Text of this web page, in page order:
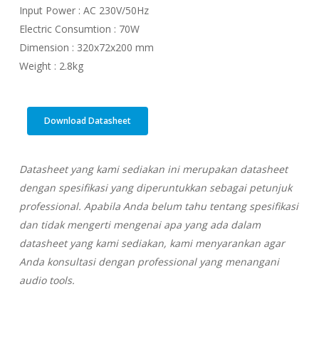
Input Power : AC 230V/50Hz
Electric Consumtion : 70W
Dimension : 320x72x200 mm
Weight : 2.8kg
Download Datasheet
Datasheet yang kami sediakan ini merupakan datasheet
dengan spesifikasi yang diperuntukkan sebagai petunjuk
professional. Apabila Anda belum tahu tentang spesifikasi
dan tidak mengerti mengenai apa yang ada dalam
datasheet yang kami sediakan, kami menyarankan agar
Anda konsultasi dengan professional yang menangani
audio tools.